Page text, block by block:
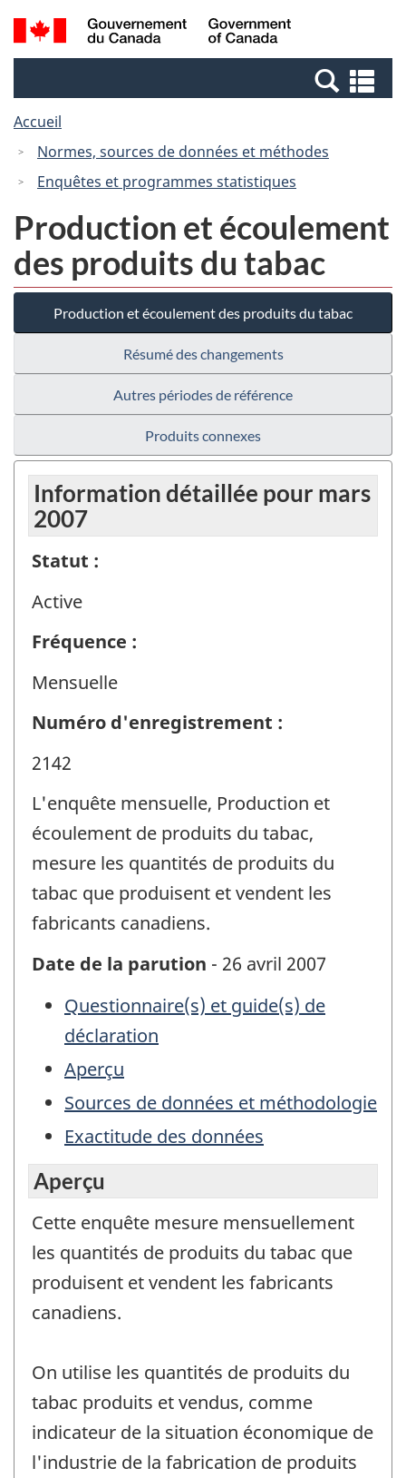
Passer
au
Passer
à
Canada
Recherche
et
et
Accueil
Normes, sources de données et méthodes
Enquêtes et programmes statistiques
Production et écoulement
des produits du tabac
Production et écoulement des produits du tabac
Résumé des changements
Autres périodes de référence
Produits connexes
Information détaillée pour mars
2007
Statut :
Active
Fréquence :
Mensuelle
Numéro d'enregistrement :
2142
L'enquête mensuelle, Production et
écoulement de produits du tabac,
mesure les quantités de produits du
tabac que produisent et vendent les
fabricants canadiens.
Date de la parution - 26 avril 2007
Questionnaire(s) et guide(s) de
déclaration
Aperçu
Sources de données et méthodologie
Exactitude des données
Aperçu
Cette enquête mesure mensuellement
les quantités de produits du tabac que
produisent et vendent les fabricants
canadiens.
On utilise les quantités de produits du
tabac produits et vendus, comme
indicateur de la situation économique de
l'industrie de la fabrication de produits